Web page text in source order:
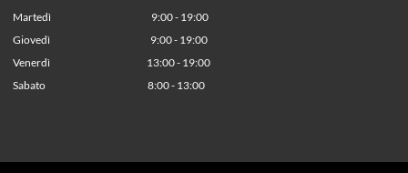
Martedì 9:00 - 19:00
Giovedì 9:00 - 19:00
Venerdì 13:00 - 19:00
Sabato 8:00 - 13:00